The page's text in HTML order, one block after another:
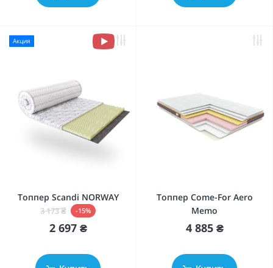
Акция
Топпер Scandi NORWAY
3 173 ₴ -15%
2 697 ₴
Топпер Come-For Aero
Memo
4 885 ₴